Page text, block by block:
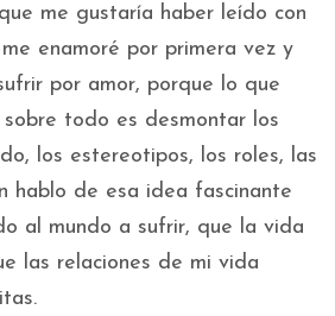
me gustaría haber leído con
me enamoré por primera vez y
por amor, porque lo que
todo es desmontar los
los estereotipos, los roles, las
hablo de esa idea fascinante
al mundo a sufrir, que la vida
las relaciones de mi vida